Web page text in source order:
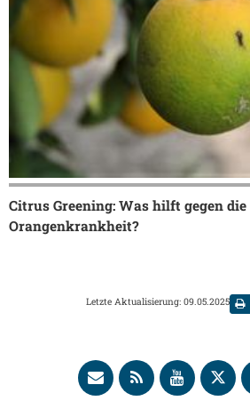
Citrus Greening: Was hilft gegen
Orangenkrankheit?
Letzte Aktualisierung: 09.05.2025